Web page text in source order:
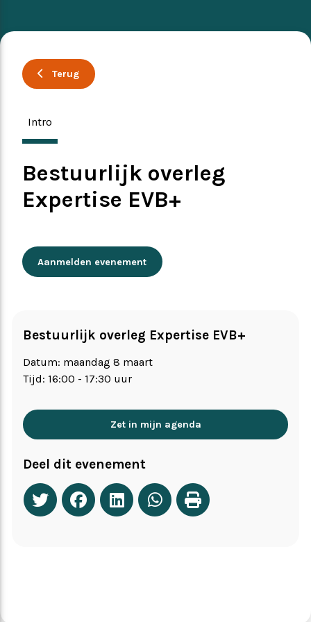
ProductenTerug
Intro
Bestuurlijk overleg
Expertise EVB+
Aanmelden evenement
Bestuurlijk overleg Expertise EVB+
Datum: maandag 8 maart
Tijd: 16:00 - 17:30 uur
Zet in mijn agenda
Deel dit evenement